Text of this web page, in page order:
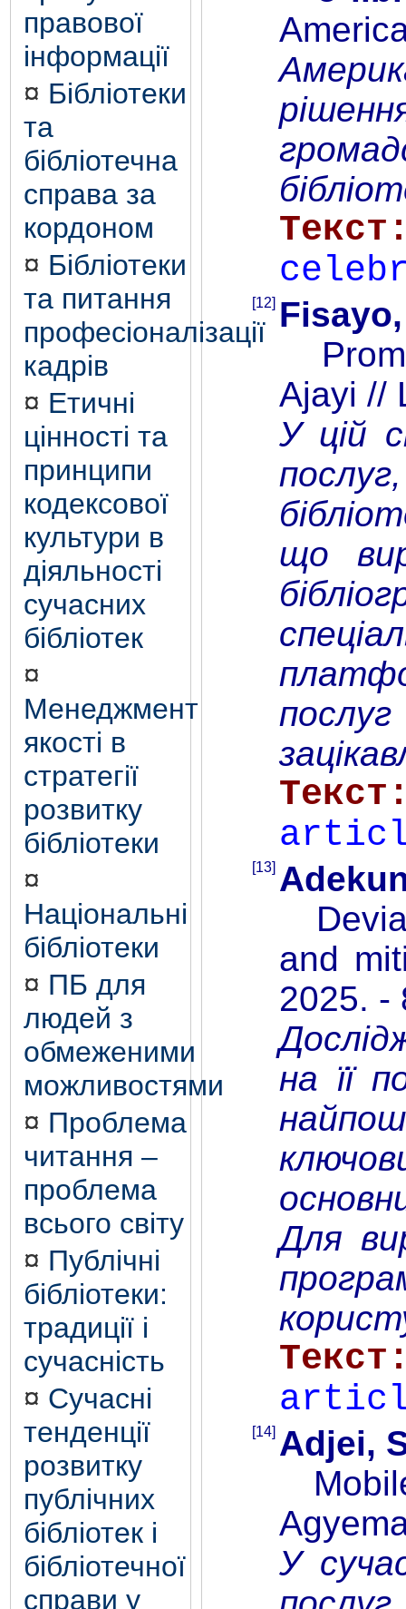
правової
інформації
¤ Бібліотеки
та
бібліотечна
справа за
кордоном
¤ Бібліотеки
та питання
професіоналізації
кадрів
¤ Етичні
цінності та
принципи
кодексової
культури в
діяльності
сучасних
бібліотек
¤
Менеджмент
якості в
стратегії
розвитку
бібліотеки
¤
Національні
бібліотеки
¤ ПБ для
людей з
обмеженими
можливостями
¤ Проблема
читання –
проблема
всього світу
¤ Публічні
бібліотеки:
традиції і
сучасність
¤ Сучасні
тенденції
розвитку
публічних
бібліотек і
бібліотечної
справи у
[12]
Ajayi //
У цій
що
[13]
and
2025.
на її
Для
[14] Adjei,
У